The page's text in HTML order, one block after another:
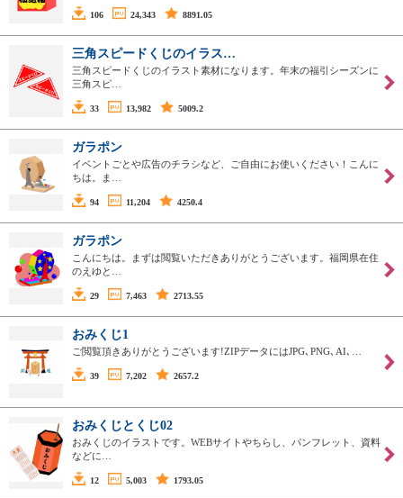
106 24,343 8891.05
三角スピードくじのイラス…
三角スピードくじのイラスト素材になります。年末の福引シーズンに
三角スピ…
33 13,982 5009.2
ガラポン
イベントごとや広告のチラシなど、ご自由にお使いください！こんに
ちは。ま…
94 11,204 4250.4
ガラポン
こんにちは。まずは閲覧いただきありがとうございます。福岡県在住
のえゆと…
29 7,463 2713.55
おみくじ1
ご閲覧頂きありがとうございます!ZIPデータにはJPG､PNG､AI､…
39 7,202 2657.2
おみくじとくじ02
おみくじのイラストです。WEBサイトやちらし、パンフレット、資料
などに…
12 5,003 1793.05